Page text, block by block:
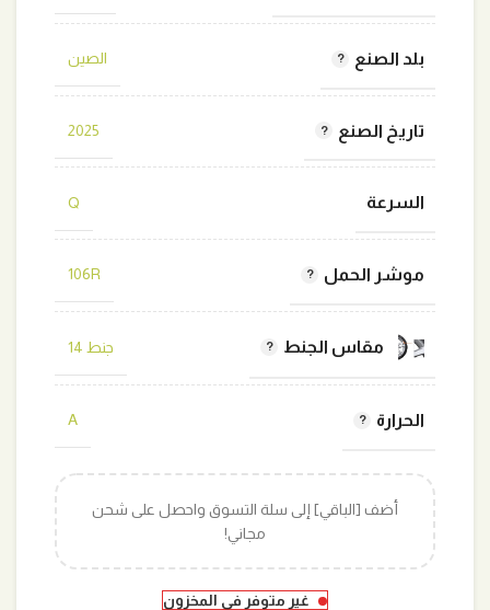
بلد الصنع الصين
تاريخ الصنع 2025
السرعة Q
موشر الحمل 106R
مقاس الجنط جنط 14
الحرارة A
أضف [الباقي] إلى سلة التسوق واحصل على شحن
مجاني!
غير متوفر في المخزون